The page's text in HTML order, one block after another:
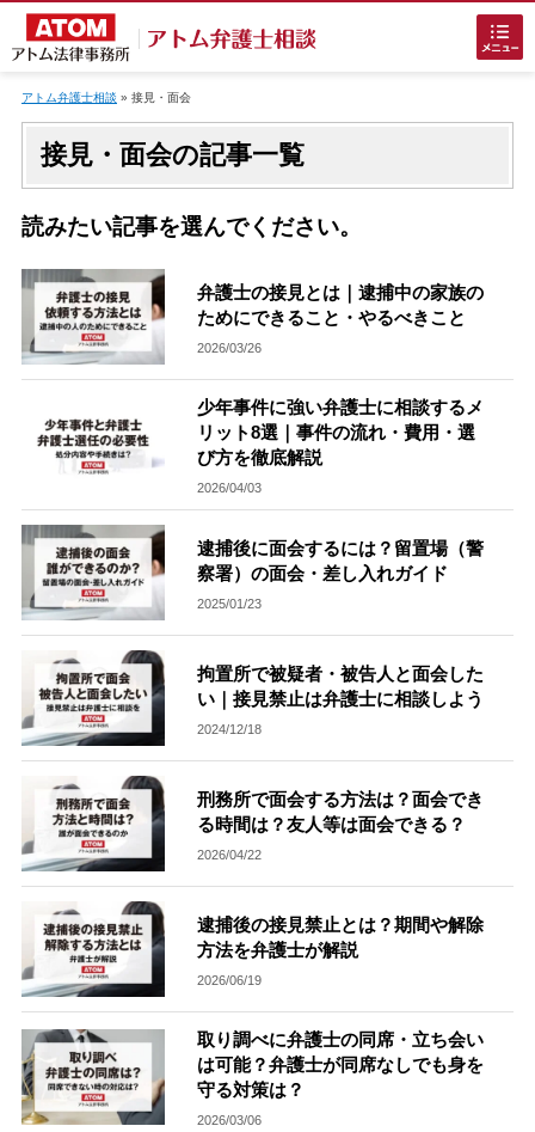
ホームに戻る
刑事事件でお困りの方
刑事事件の無料相談
接見・面会を弁護士に依頼
刑事事件を示談で解決したい
アトムについて知りたい方
弁護士紹介
弁護士費用
アクセス
解決実績
ご依頼者からのお手紙
無料相談の口コミ評判
アトム弁護士相談 » 接見・面会
接見・面会の記事一覧
読みたい記事を選んでください。
弁護士の接見とは｜逮捕中の家族の
ためにできること・やるべきこと
2026/03/26
少年事件に強い弁護士に相談するメ
リット8選｜事件の流れ・費用・選
び方を徹底解説
2026/04/03
逮捕後に面会するには？留置場（警
察署）の面会・差し入れガイド
2025/01/23
拘置所で被疑者・被告人と面会した
い｜接見禁止は弁護士に相談しよう
2024/12/18
刑務所で面会する方法は？面会でき
る時間は？友人等は面会できる？
2026/04/22
逮捕後の接見禁止とは？期間や解除
方法を弁護士が解説
2026/06/19
取り調べに弁護士の同席・立ち会い
は可能？弁護士が同席なしでも身を
守る対策は？
2026/03/06